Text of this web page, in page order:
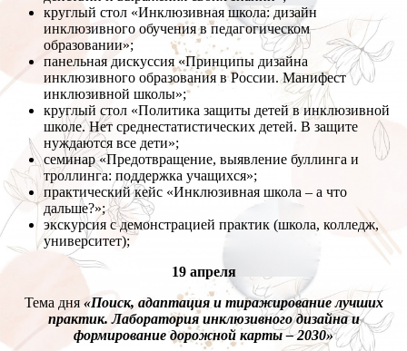
круглый стол «Инклюзивная школа: дизайн
инклюзивного обучения в педагогическом
образовании»;
панельная дискуссия «Принципы дизайна
инклюзивного образования в России. Манифест
инклюзивной школы»;
круглый стол «Политика защиты детей в инклюзивной
школе. Нет среднестатистических детей. В защите
нуждаются все дети»;
семинар «Предотвращение, выявление буллинга и
троллинга: поддержка учащихся»;
практический кейс «Инклюзивная школа – а что
дальше?»;
экскурсия с демонстрацией практик (школа, колледж,
университет);
19 апреля
Тема дня «Поиск, адаптация и тиражирование лучших
практик. Лаборатория инклюзивного дизайна и
формирование дорожной карты – 2030»